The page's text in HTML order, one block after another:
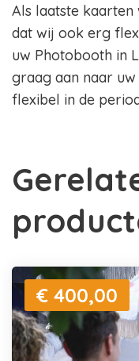
Als laatste
dat wij ook erg
uw Photobooth in
graag aan naar
flexibel in de
€ 400,00